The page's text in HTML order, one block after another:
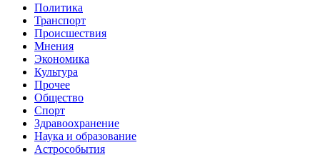
Политика
Транспорт
Происшествия
Мнения
Экономика
Культура
Прочее
Общество
Спорт
Здравоохранение
Наука и образование
Астрособытия